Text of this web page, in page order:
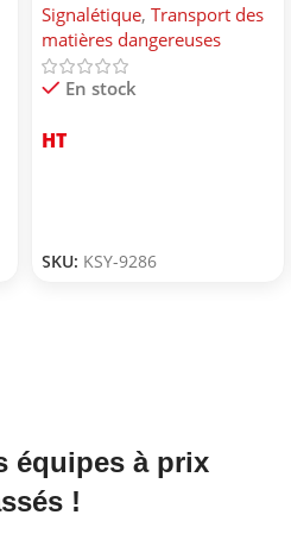
Signalétique, Transport des
matières dangereuses
En stock
HT
SKU: KSY-9286
équipes à prix
!